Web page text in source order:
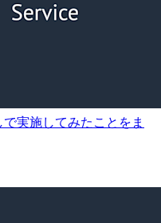
実施してみたことをま